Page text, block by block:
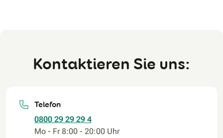
Kontaktieren Sie uns:
Telefon
0800 29 29 29 4
Mo - Fr 8:00 - 20:00 Uhr